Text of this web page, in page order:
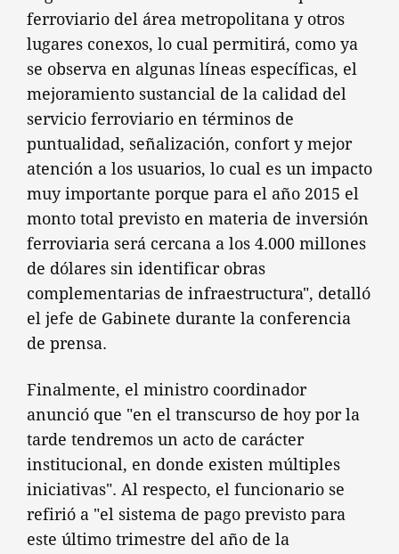
ferroviario del área metropolitana y otros
lugares conexos, lo cual permitirá, como ya
se observa en algunas líneas específicas, el
mejoramiento sustancial de la calidad del
servicio ferroviario en términos de
puntualidad, señalización, confort y mejor
atención a los usuarios, lo cual es un impacto
muy importante porque para el año 2015 el
monto total previsto en materia de inversión
ferroviaria será cercana a los 4.000 millones
de dólares sin identificar obras
complementarias de infraestructura", detalló
el jefe de Gabinete durante la conferencia
de prensa.
Finalmente, el ministro coordinador
anunció que "en el transcurso de hoy por la
tarde tendremos un acto de carácter
institucional, en donde existen múltiples
iniciativas". Al respecto, el funcionario se
refirió a "el sistema de pago previsto para
este último trimestre del año de la